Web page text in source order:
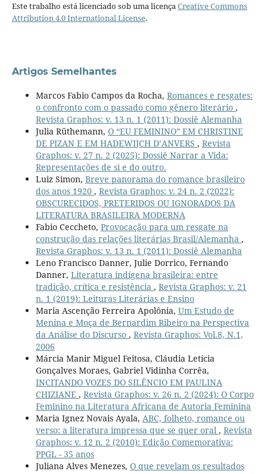
Este trabalho está licenciado sob uma licençaCreative Commons
Attribution 4.0 International License.
Artigos Semelhantes
Marcos Fabio Campos da Rocha, Romances e resgates:
o confronto com o passado como gênero literário ,
Revista Graphos: v. 13 n. 1 (2011): Dossiê Alemanha
Julia Rüthemann, O “EU FEMININO” EM CHRISTINE
DE PIZAN E EM HADEWIJCH D’ANVERS , Revista
Graphos: v. 27 n. 2 (2025): Dossiê Narrar a Vida:
Representações de si e do outro.
Luiz Simon, Breve panorama do romance brasileiro
dos anos 1920 , Revista Graphos: v. 24 n. 2 (2022):
OBSCURECIDOS, PRETERIDOS OU IGNORADOS DA
LITERATURA BRASILEIRA MODERNA
Fabio Ceccheto, Provocação para um resgate na
construção das relações literárias Brasil/Alemanha ,
Revista Graphos: v. 13 n. 1 (2011): Dossiê Alemanha
Leno Francisco Danner, Julie Dorrico, Fernando
Danner, Literatura indígena brasileira: entre
tradição, crítica e resistência , Revista Graphos: v. 21
n. 1 (2019): Leituras Literárias e Ensino
Maria Ascenção Ferreira Apolônia, Um Estudo de
Menina e Moça de Bernardim Ribeiro na Perspectiva
da Análise do Discurso , Revista Graphos: Vol.8, N.1,
2006
Márcia Manir Miguel Feitosa, Cláudia Letícia
Gonçalves Moraes, Gabriel Vidinha Corrêa,
INCITANDO VOZES DO SILÊNCIO EM PAULINA
CHIZIANE , Revista Graphos: v. 26 n. 2 (2024): O Corpo
Feminino na Literatura Africana de Autoria Feminina
Maria Ignez Novais Ayala, ABC, folheto, romance ou
verso: a literatura impressa que se quer oral , Revista
Graphos: v. 12 n. 2 (2010): Edição Comemorativa:
PPGL - 35 anos
Juliana Alves Menezes, O que revelam os resultados